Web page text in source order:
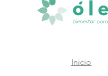
Inicio